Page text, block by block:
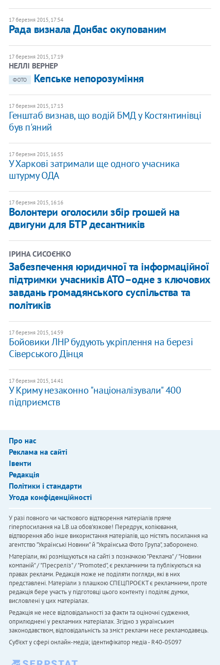
17 березня 2015, 17:54
Рада визнала Донбас окупованим
17 березня 2015, 17:19
НЕЛЛІ ВЕРНЕР
ФОТО Кепське непорозуміння
17 березня 2015, 17:13
Генштаб визнав, що водій БМД у Костянтинівці
був п'яний
17 березня 2015, 16:55
У Харкові затримали ще одного учасника
штурму ОДА
17 березня 2015, 16:16
Волонтери оголосили збір грошей на
двигуни для БТР десантників
ІРИНА СИСОЄНКО
Забезпечення юридичної та інформаційної
підтримки учасників АТО–одне з ключових
завдань громадянського суспільства та
політиків
17 березня 2015, 14:59
Бойовики ЛНР будують укріплення на березі
Сіверського Дінця
17 березня 2015, 14:41
У Криму незаконно "націоналізували" 400
підприємств
Про нас
Реклама на сайті
Івенти
Редакція
Політики і стандарти
Угода конфіденційності
У разі повного чи часткового відтворення матеріалів пряме
гіперпосилання на LB.ua обов'язкове! Передрук, копіювання,
відтворення або інше використання матеріалів, що містять посилання на
агентство "Українськi Новини" й "Українська Фото Група", заборонено.
Матеріали, які розміщуються на сайті з позначкою "Реклама" / "Новини
компаній" / "Пресреліз" / "Promoted", є рекламними та публікуються на
правах реклами. Редакція може не поділяти погляди, які в них
представлені. Матеріали з плашкою СПЕЦПРОЄКТ є рекламними, проте
редакція бере участь у підготовці цього контенту і поділяє думки,
висловлені у цих матеріалах.
Редакція не несе відповідальності за факти та оціночні судження,
оприлюднені у рекламних матеріалах. Згідно з українським
законодавством, відповідальність за зміст реклами несе рекламодавець.
Cуб'єкт у сфері онлайн-медіа; ідентифікатор медіа - R40-05097